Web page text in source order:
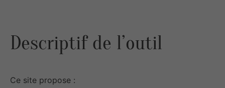
Descriptif de l’outil
Ce site propose :